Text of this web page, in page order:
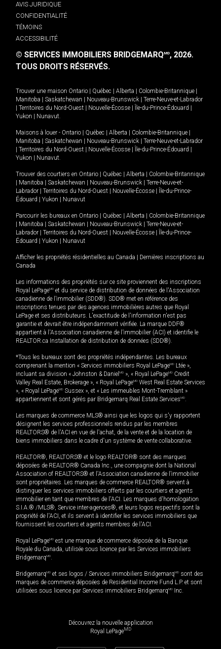
AVIS JURIDIQUE
CONFIDENTIALITÉ
TÉMOINS
ACCESSIBILITÉ
© SERVICES IMMOBILIERS BRIDGEMARQMD, 2026.
TOUS DROITS RÉSERVÉS.
Trouver une maison Ontario | Québec | Alberta | Colombie-Britannique |
Manitoba | Saskatchewan | Nouveau-Brunswick | Terre-Neuve-et-Labrador
| Territoires du Nord-Ouest | Nouvelle-Écosse | Île-du-Prince-Édouard |
Yukon | Nunavut.
Maisons à louer - Ontario | Québec | Alberta | Colombie-Britannique |
Manitoba | Saskatchewan | Nouveau-Brunswick | Terre-Neuve-et-Labrador
| Territoires du Nord-Ouest | Nouvelle-Écosse | Île-du-Prince-Édouard |
Yukon | Nunavut.
Trouver des courtiers en Ontario | Québec | Alberta | Colombie-Britannique
| Manitoba | Saskatchewan | Nouveau-Brunswick | Terre-Neuve-et-
Labrador | Territoires du Nord-Ouest | Nouvelle-Écosse | Île-du-Prince-
Édouard | Yukon | Nunavut
Parcourir les bureaux en Ontario | Québec | Alberta | Colombie-Britannique
| Manitoba | Saskatchewan | Nouveau-Brunswick | Terre-Neuve-et-
Labrador | Territoires du Nord-Ouest | Nouvelle-Écosse | Île-du-Prince-
Édouard | Yukon | Nunavut
Afficher les propriétés résidentielles au Canada | Dernières inscriptions au
Canada
Les informations des propriétés sur ce site proviennent des inscriptions
Royal LePageMD et du service de distribution de données de l'Association
canadienne de l’immobilier (SDD®). SDD® met en référence des
inscriptions tenues par des agences immobilières autres que Royal
LePage et ses distributeurs. L'exactitude de l'information n'est pas
garantie et devrait être indépendamment vérifiée. La marque DDF®
appartient à l'Association canadienne de l’immobilier (ACI) et identifie le
REALTOR.ca Installation de distribution de données (SDD®).
*Tous les bureaux sont des propriétés indépendantes. Les bureaux
comprenant la mention « Services immobiliers Royal LePageMD Ltée »,
incluant sa division « Johnston & Daniel MD », « Royal LePageMD Credit
Valley Real Estate, Brokerage », « Royal LePageMD West Real Estate Services
», « Royal LePageMD Sussex », et « Les immeubles Mont-Tremblant »
appartiennent et sont gérés par Bridgemarq Real Estate ServicesMD.
Les marques de commerce MLS® ainsi que les logos qui s'y rapportent
désignent les services professionnels rendus par les membres
REALTORS® de l'ACI en vue de l'achat, de la vente et de la location de
biens immobiliers dans le cadre d'un système de vente collaborative.
REALTOR®, REALTORS® et le logo REALTOR® sont des marques
déposées de REALTOR® Canada Inc., une compagnie dont la National
Association of REALTORS® et l'Association canadienne de l’immobilier
sont propriétaires. Les marques de commerce REALTOR® servent à
distinguer les services immobiliers offerts par les courtiers et agents
immobilier en tant que membres de l'ACI. Les marques d'homologation
S.I.A.® /MLS®, Service inter-agences®, et leurs logos respectifs sont la
propriété de l'ACI, et ils servent à identifier les services immobiliers que
fournissent les courtiers et agents membres de l'ACI.
Royal LePageMD est une marque de commerce déposée de la Banque
Royale du Canada, utilisée sous licence par les Services immobiliers
BridgemarqMD.
BridgemarqMD et ses logos / Services immobiliers BridgemarqMD sont des
marques de commerce déposées de Residential Income Fund L.P. et sont
utilisées sous licence par Services immobiliers BridgemarqMD Inc.
Découvrez la nouvelle application
Royal LePageMD